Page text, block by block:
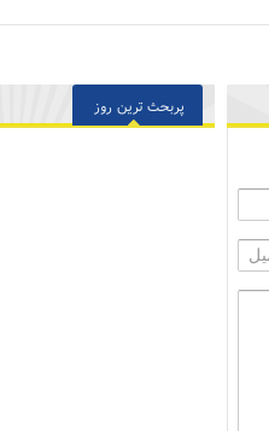
پربحث ترین روز